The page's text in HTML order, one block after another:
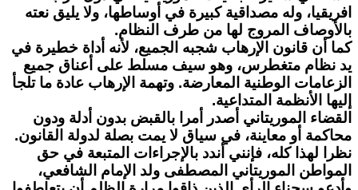
افريقيا، وله مصداقية كبيرة في أوساطها، ولا يليق نعته
بالأوصاف المروج لها من طرف النظام.
كما أن قانون الإرهاب شجبه الجميع، لأنه أداة خطيرة في
يد نظام متغطرس، وهو سيف مسلط على أعناق جميع
الزعامات الوطنية المعارضة. وتهمة الإرهاب عادة ما تلجأ
إليها الأنظمة المتداعية.
القضاء الموريتاني أصدر أمرا بالقبض بدون أدلة ودون
محاكمة أو معاينة، في سياق لا يمت بصلة لدولة القانون.
نظرا لهذا كله، فإنني أندد بالإجراءات المتبعة في حق
المواطن الموريتاني المصطفى ولد الإمام الشافعي،